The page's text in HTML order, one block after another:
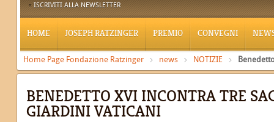
ISCRIVITI ALLA NEWSLETTER
HOME JOSEPH RATZINGER PREMIO CONVEGNI
Home Page Fondazione Ratzinger news NOTIZIE
BENEDETTO XVI INCONTRA TRE
GIARDINI VATICANI